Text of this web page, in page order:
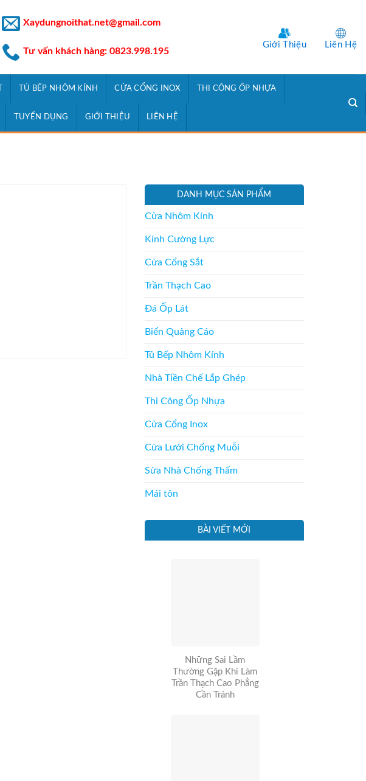
Xaydungnoithat.net@gmail.com
Tư vấn khách hàng: 0823.998.195
Giới Thiệu Liên Hệ
TỦ BẾP NHÔM KÍNH CỬA CỔNG INOX THI CÔNG ỐP NHỰA
TUYỂN DỤNG GIỚI THIỆU LIÊN HỆ
DANH MỤC SẢN PHẨM
Cửa Nhôm Kính
Kính Cường Lực
Cửa Cổng Sắt
Trần Thạch Cao
Đá Ốp Lát
Biển Quảng Cáo
Tủ Bếp Nhôm Kính
Nhà Tiền Chế Lắp Ghép
Thi Công Ốp Nhựa
Cửa Cổng Inox
Cửa Lưới Chống Muỗi
Sửa Nhà Chống Thấm
Mái tôn
BÀI VIẾT MỚI
Những Sai Lầm
Thường Gặp Khi Làm
Trần Thạch Cao Phẳng
Cần Tránh